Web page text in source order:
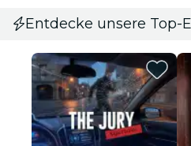
Entdecke unsere Top-